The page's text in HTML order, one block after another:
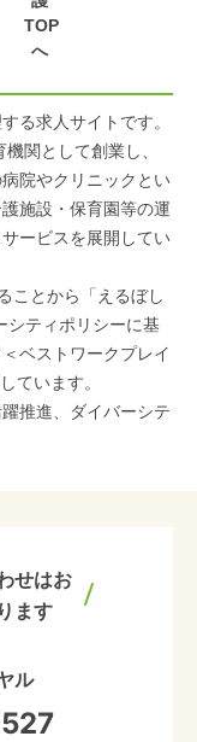
TOP
へ
る求人サイトです。
関として創業し、
院やクリニックとい
施設・保育園等の運
ービスを展開してい
ことから「えるぼし
シティポリシーに基
ベストワークプレイ
ています。
推進、ダイバーシテ
せはお
ます
ル